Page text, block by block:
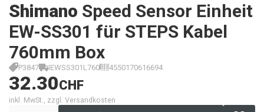
Shimano Speed Sensor Einheit
EW-SS301 für STEPS Kabel
760mm Box
P3847 IEWSS301L760 4550170616694
32.30CHF
inkl. MwSt., zzgl. Versandkosten